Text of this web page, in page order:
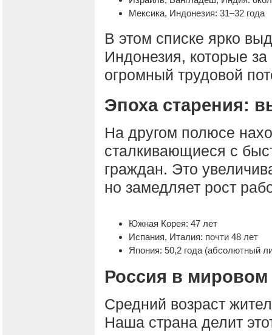
Мексика, Индонезия: 31–32 года
В этом списке ярко
Индонезия, которые
огромный трудовой
Эпоха старения:
На другом полюсе
сталкивающиеся с
граждан. Это
но замедляет рост
Южная Корея: 47 лет
Испания, Италия: почти 48 лет
Япония: 50,2 года (абсолютный
Россия в мировом
Средний возраст
Наша страна делит